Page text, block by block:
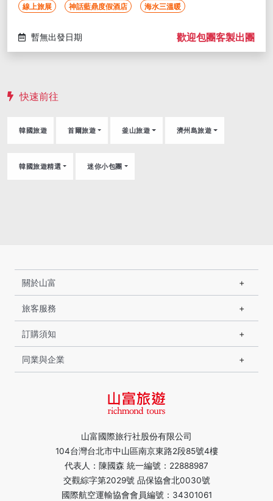
快速前往
韓國旅遊 首爾旅遊 釜山旅遊 濟州島旅遊
韓國旅遊精選 迷你小包團
線上旅展 神話藍鼎度假酒店 海水三溫暖
暫無出發日期 歡迎包團客製出團
山富國際旅行社股份有限公司
104台灣台北市中山區南京東路2段85號4樓
代表人：陳國森 統一編號：22888987
交觀綜字第2029號 品保協會北0030號
國際航空運輸協會會員編號：34301061
關於山富
旅客服務
訂購須知
同業與企業